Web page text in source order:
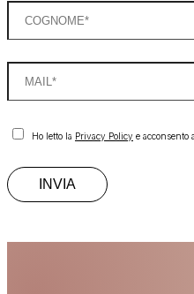
Ho letto la Privacy Policy e acconsento